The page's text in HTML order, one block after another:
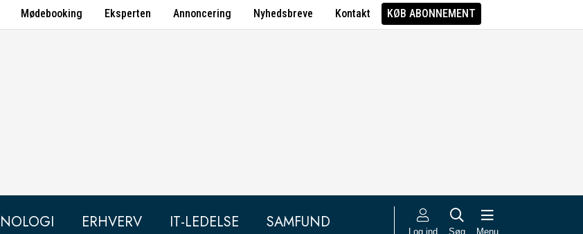
Mødebooking Eksperten Annoncering Nyhedsbreve Kontakt KØB ABONNEMENT
ERHVERV IT-LEDELSE SAMFUND Log ind Søg Menu